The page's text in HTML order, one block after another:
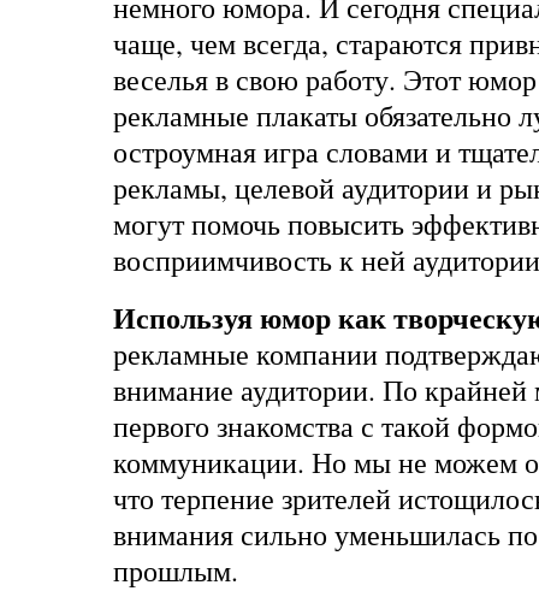
чаще, чем всегда, стараются
веселья в свою работу. Этот
рекламные плакаты обязательно
остроумная игра словами и
рекламы, целевой аудитории и
могут помочь повысить
восприимчивость к ней
Используя юмор как
рекламные компании
внимание аудитории. По крайней
первого знакомства с такой
коммуникации. Но мы не можем
что терпение зрителей
внимания сильно уменьшилась
прошлым.